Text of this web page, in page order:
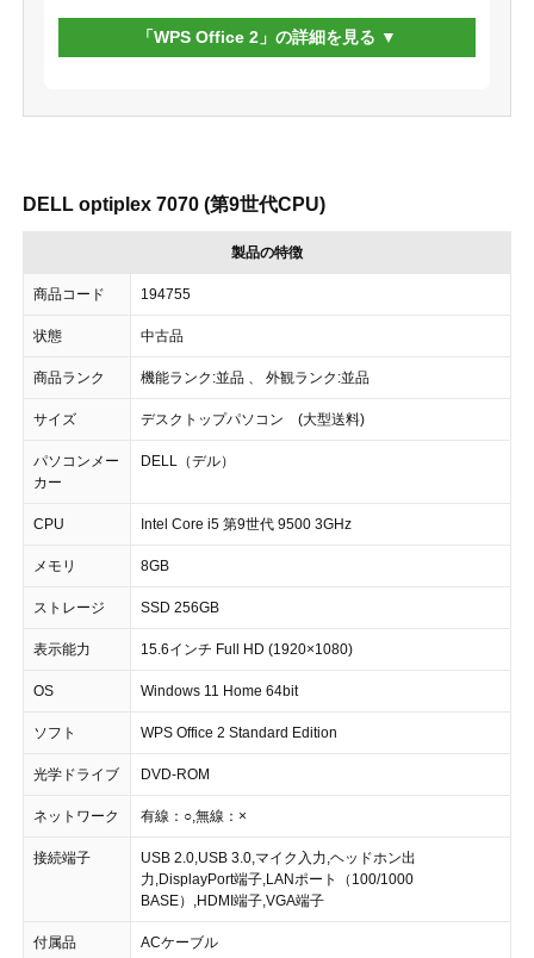
「WPS Office 2」の詳細を見る
DELL optiplex 7070 (第9世代CPU)
製品の特徴
商品コード 194755
状態 中古品
商品ランク 機能ランク:並品 、 外観ランク:並品
サイズ デスクトップパソコン (大型送料)
パソコンメー
カー
DELL（デル）
CPU Intel Core i5 第9世代 9500 3GHz
メモリ 8GB
ストレージ SSD 256GB
表示能力 15.6インチ Full HD (1920×1080)
OS Windows 11 Home 64bit
ソフト WPS Office 2 Standard Edition
光学ドライブ DVD-ROM
ネットワーク 有線：○,無線：×
接続端子
USB 2.0,USB 3.0,マイク入力,ヘッドホン出
力,DisplayPort端子,LANポート（100/1000
BASE）,HDMI端子,VGA端子
付属品 ACケーブル